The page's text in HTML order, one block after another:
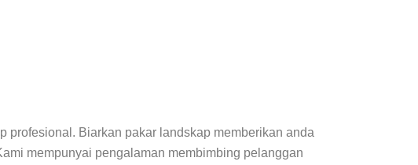
profesional. Biarkan pakar landskap memberikan anda
mempunyai pengalaman membimbing pelanggan